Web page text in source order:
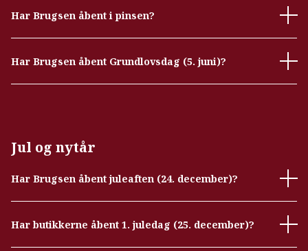
Har Brugsen åbent i pinsen?
Har Brugsen åbent Grundlovsdag (5. juni)?
Jul og nytår
Har Brugsen åbent juleaften (24. december)?
Har butikkerne åbent 1. juledag (25. december)?